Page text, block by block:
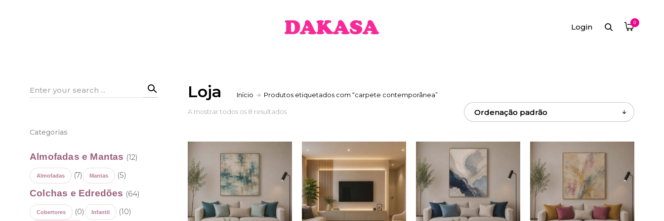
Login 0
Loja Início Produtos etiquetados com “carpete contemporânea”
A mostrar todos os 8 resultados
Search
Categorias
Almofadas e Mantas (12)
Almofadas (7) Mantas (5)
Colchas e Edredões (64)
Cobertores (0) Infantil (10)